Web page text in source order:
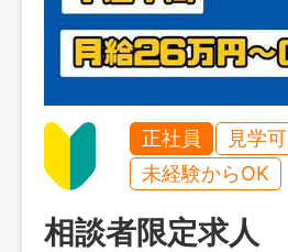
正社員 見学可
未経験からOK
相談者限定求人